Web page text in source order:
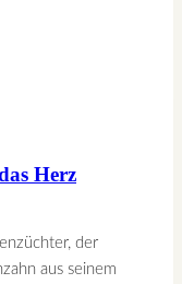
Herz
der
aus seinem